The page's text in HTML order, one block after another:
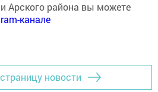
канале
новости